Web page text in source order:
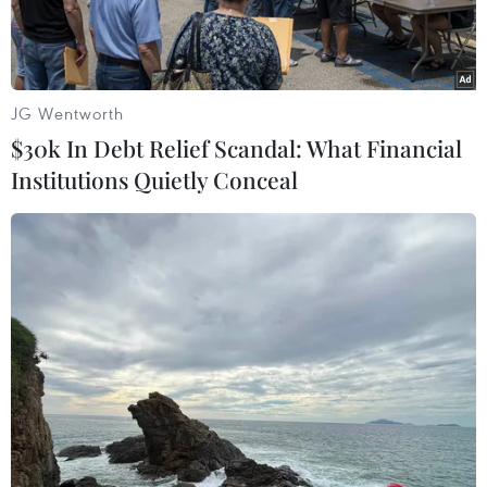
trình.
Bí thư Tỉnh ủy Đắk Nông (thứ ba từ phải sang, người đội mũ cối)
khảo sát, chỉ đạo việc kiểm định, khắc phục sự cố sạt lở. (Ảnh:
Hưng Thịnh/TTXVN)
Ngày 30/10, ông Ngô Thanh Danh, Bí thư Tỉnh
JG Wentworth
$30k In Debt Relief Scandal: What Financial
Institutions Quietly Conceal